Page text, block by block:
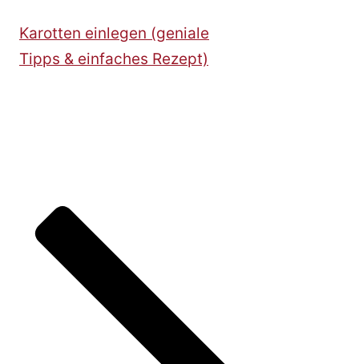
Karotten einlegen (geniale
Tipps & einfaches Rezept)